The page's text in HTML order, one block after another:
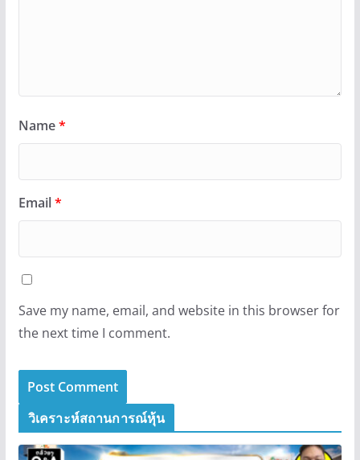
Name*
Email*
Save my name, email, and website in this browser for
the next time I comment.
วิเคราะห์สถานการณ์หุ้น